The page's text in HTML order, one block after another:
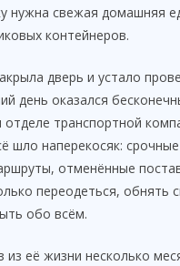
нужна свежая домашняя
контейнеров.
дверь и устало
день оказался
отделе транспортной
шло наперекосяк:
отменённые
переодеться, обнять
обо всём.
из её жизни несколько